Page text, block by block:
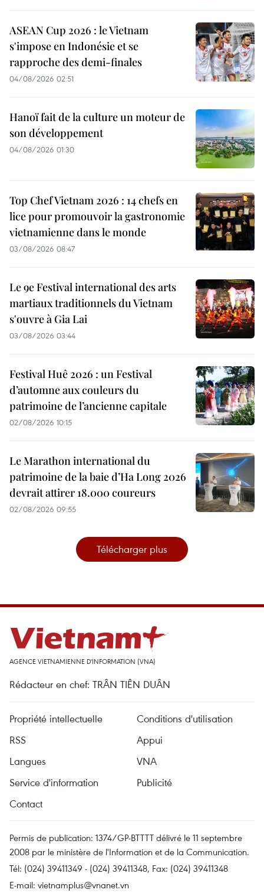
ASEAN Cup 2026 : le Vietnam
s'impose en Indonésie et se
rapproche des demi-finales
04/08/2026 02:51
Hanoï fait de la culture un moteur de
son développement
04/08/2026 01:30
Top Chef Vietnam 2026 : 14 chefs en
lice pour promouvoir la gastronomie
vietnamienne dans le monde
03/08/2026 08:47
Le 9e Festival international des arts
martiaux traditionnels du Vietnam
s'ouvre à Gia Lai
03/08/2026 03:44
Festival Huê 2026 : un Festival
d’automne aux couleurs du
patrimoine de l’ancienne capitale
02/08/2026 10:15
Le Marathon international du
patrimoine de la baie d’Ha Long 2026
devrait attirer 18.000 coureurs
02/08/2026 09:55
Télécharger plus
AGENCE VIETNAMIENNE D'INFORMATION (VNA)
Rédacteur en chef: TRÂN TIÊN DUÂN
Propriété intellectuelle
Conditions d'utilisation
RSS
Appui
Langues
VNA
Service d'information
Publicité
Contact
Permis de publication: 1374/GP-BTTTT délivré le 11 septembre
2008 par le ministère de l'Information et de la Communication.
Tél: (024) 39411349 - (024) 39411348, Fax: (024) 39411348
E-mail: vietnamplus@vnanet.vn